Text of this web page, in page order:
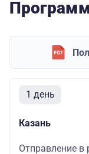
1 день
Казань
Отправление в